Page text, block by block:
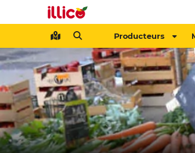
Producteurs